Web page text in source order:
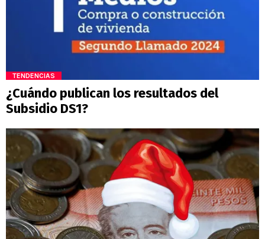
TENDENCIAS
¿Cuándo publican los resultados del
Subsidio DS1?